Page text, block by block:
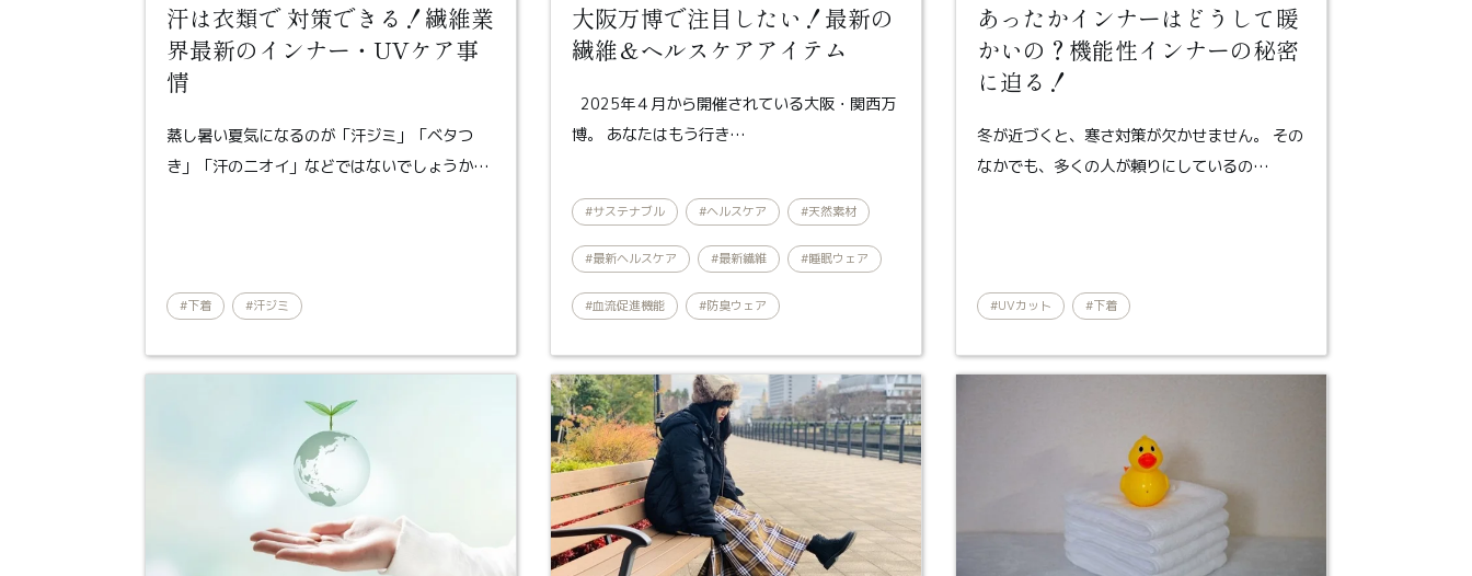
汗は衣類で 対策できる！繊維業
界最新のインナー・UVケア事
情
蒸し暑い夏気になるのが「汗ジミ」「ベタつ
き」「汗のニオイ」などではないでしょうか…
#下着 #汗ジミ
大阪万博で注目したい！最新の
繊維＆ヘルスケアアイテム
2025年４月から開催されている大阪・関西万
博。 あなたはもう行き…
#サステナブル #ヘルスケア #天然素材
#最新ヘルスケア #最新繊維 #睡眠ウェア
#血流促進機能 #防臭ウェア
あったかインナーはどうして暖
かいの？機能性インナーの秘密
に迫る！
冬が近づくと、寒さ対策が欠かせません。 その
なかでも、多くの人が頼りにしているの…
#UVカット #下着